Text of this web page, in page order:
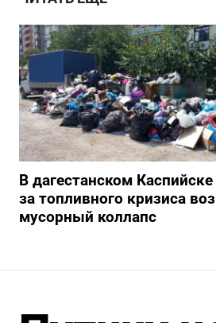
В дагестанском
за топливного кризиса
мусорный коллапс